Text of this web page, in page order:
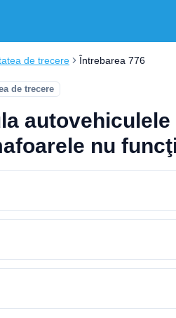
de trecere Întrebarea 776
de trecere
nu